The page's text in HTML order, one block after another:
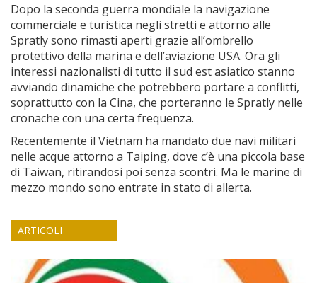
Dopo la seconda guerra mondiale la navigazione
commerciale e turistica negli stretti e attorno alle
Spratly sono rimasti aperti grazie all’ombrello
protettivo della marina e dell’aviazione USA. Ora gli
interessi nazionalisti di tutto il sud est asiatico stanno
avviando dinamiche che potrebbero portare a conflitti,
soprattutto con la Cina, che porteranno le Spratly nelle
cronache con una certa frequenza.
Recentemente il Vietnam ha mandato due navi militari
nelle acque attorno a Taiping, dove c’è una piccola base
di Taiwan, ritirandosi poi senza scontri. Ma le marine di
mezzo mondo sono entrate in stato di allerta.
ARTICOLI